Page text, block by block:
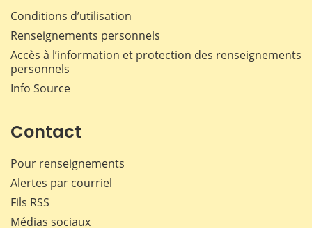
Conditions d’utilisation
Renseignements personnels
Accès à l’information et protection des renseignements
personnels
Info Source
Contact
Pour renseignements
Alertes par courriel
Fils RSS
Médias sociaux